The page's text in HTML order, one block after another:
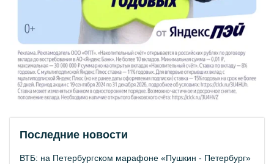
Последние новости
ВТБ: на Петербургском марафоне «Пушкин - Петербург»